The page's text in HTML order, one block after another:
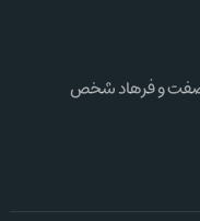
صفت و فرهاد شخص